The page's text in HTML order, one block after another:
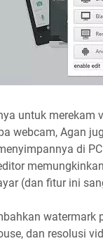
untuk merekam
webcam, Agan
di
(dan fitur ini
watermark
dan resolusi